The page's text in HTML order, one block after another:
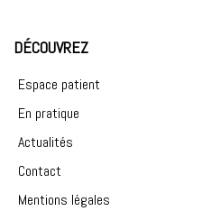
DÉCOUVREZ
Espace patient
En pratique
Actualités
Contact
Mentions légales